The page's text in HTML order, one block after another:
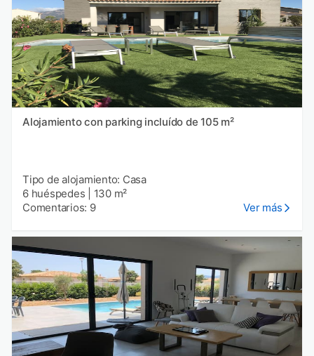
Alojamiento con parking incluído de 105 m²
Tipo de alojamiento: Casa
6 huéspedes
130 m²
Comentarios: 9
Ver más